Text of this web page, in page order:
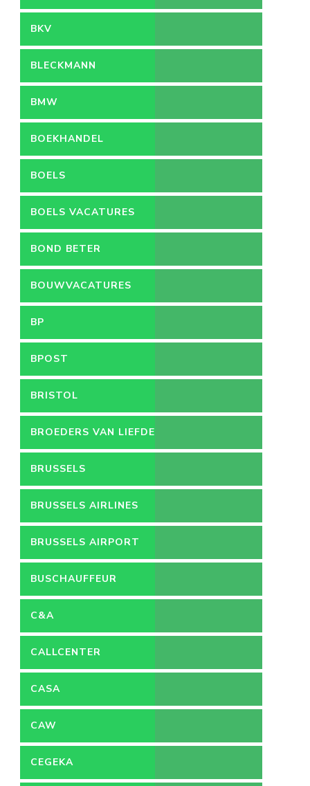
BKV
BLECKMANN
BMW
BOEKHANDEL
BOELS
BOELS VACATURES
BOND BETER
LEEFMILIEU
BOUWVACATURES
BP
BPOST
BRISTOL
BROEDERS VAN LIEFDE
BRUSSELS
BRUSSELS AIRLINES
BRUSSELS AIRPORT
BUSCHAUFFEUR
C&A
CALLCENTER
VACATURES
CASA
CAW
CEGEKA